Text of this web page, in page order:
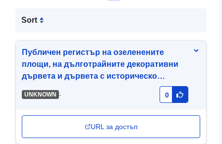
Sort
Публичен регистър на озеленените
площи, на дълготрайните декоративни
дървета и дървета с историческо
UNKNOWN - 0
URL за достъп